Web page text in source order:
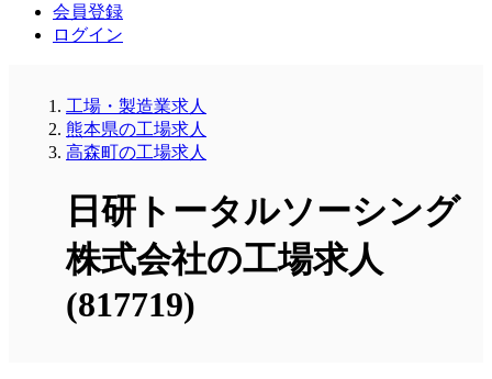
会員登録
ログイン
工場・製造業求人
熊本県の工場求人
高森町の工場求人
日研トータルソーシング
株式会社の工場求人
(817719)